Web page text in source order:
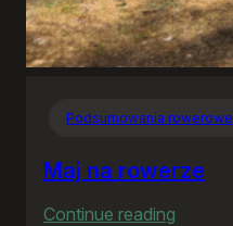
Podsumowania rowerowe
Maj na rowerze
Continue reading